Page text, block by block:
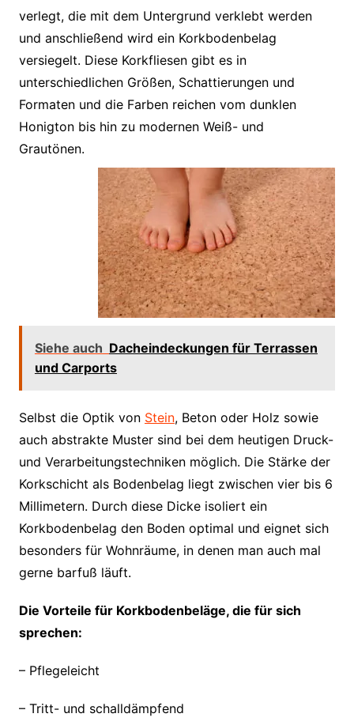
verlegt, die mit dem Untergrund verklebt werden
und anschließend wird ein Korkbodenbelag
versiegelt. Diese Korkfliesen gibt es in
unterschiedlichen Größen, Schattierungen und
Formaten und die Farben reichen vom dunklen
Honigton bis hin zu modernen Weiß- und
Grautönen.
Siehe auch Dacheindeckungen für Terrassen
und Carports
Selbst die Optik von Stein, Beton oder Holz sowie
auch abstrakte Muster sind bei dem heutigen Druck-
und Verarbeitungstechniken möglich. Die Stärke der
Korkschicht als Bodenbelag liegt zwischen vier bis 6
Millimetern. Durch diese Dicke isoliert ein
Korkbodenbelag den Boden optimal und eignet sich
besonders für Wohnräume, in denen man auch mal
gerne barfuß läuft.
Die Vorteile für Korkbodenbeläge, die für sich
sprechen:
– Pflegeleicht
– Tritt- und schalldämpfend